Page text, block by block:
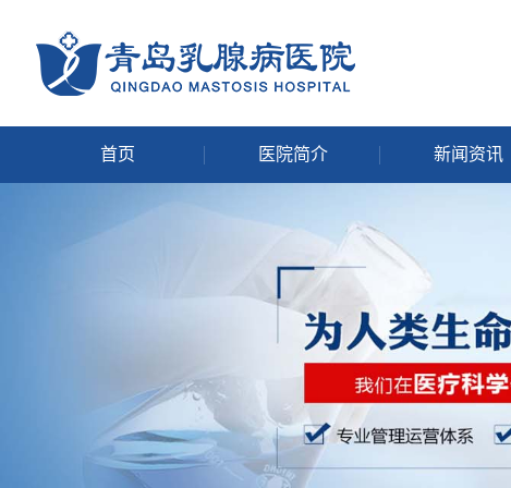
首页 医院简介 新闻资讯